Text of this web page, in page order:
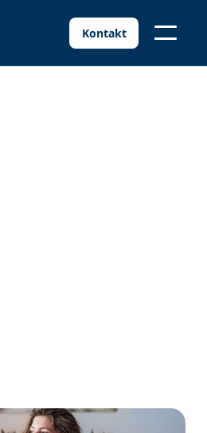
Kontakt